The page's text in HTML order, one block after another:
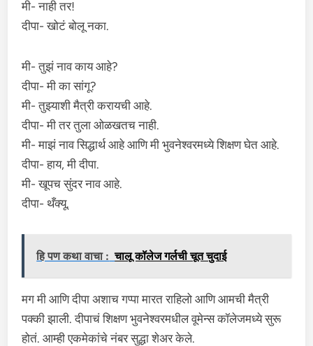
मी- नाही तर!
दीपा- खोटं बोलू नका.
मी- तुझं नाव काय आहे?
दीपा- मी का सांगू?
मी- तुझ्याशी मैत्री करायची आहे.
दीपा- मी तर तुला ओळखतच नाही.
मी- माझं नाव सिद्धार्थ आहे आणि मी भुवनेश्वरमध्ये शिक्षण घेत आहे.
दीपा- हाय, मी दीपा.
मी- खूपच सुंदर नाव आहे.
दीपा- थँक्यू.
हि पण कथा वाचा : चालू कॉलेज गर्लची चूत चुदाई
मग मी आणि दीपा अशाच गप्पा मारत राहिलो आणि आमची मैत्री
पक्की झाली. दीपाचं शिक्षण भुवनेश्वरमधील वूमेन्स कॉलेजमध्ये सुरू
होतं. आम्ही एकमेकांचे नंबर सुद्धा शेअर केले.